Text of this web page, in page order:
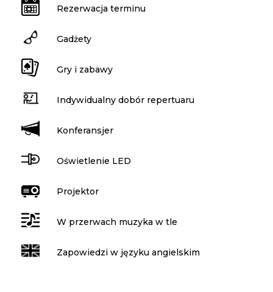
Rezerwacja terminu
Gadżety
Gry i zabawy
Indywidualny dobór repertuaru
Konferansjer
Oświetlenie LED
Projektor
W przerwach muzyka w tle
Zapowiedzi w języku angielskim